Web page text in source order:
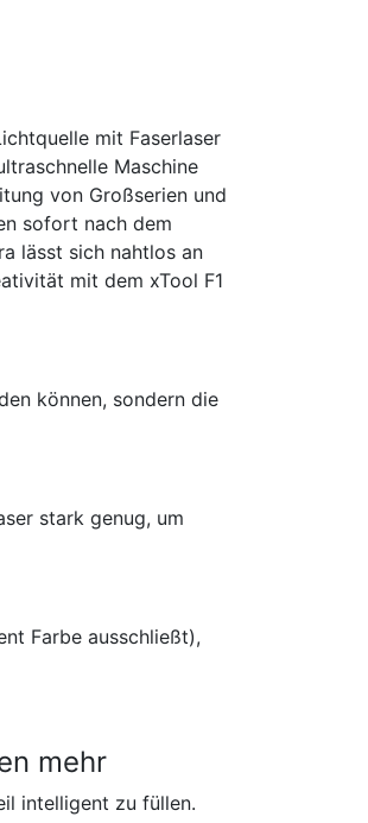
mit Faserlaser
Maschine
von Großserien und
sofort nach dem
lässt sich nahtlos an
mit dem xTool F1
können, sondern die
stark genug, um
Farbe ausschließt),
mehr
intelligent zu füllen.